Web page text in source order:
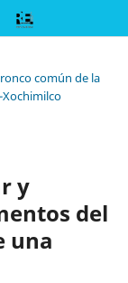
común de la
Xochimilco
y
del
una